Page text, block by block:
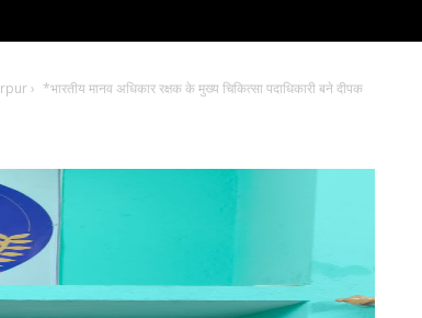
› *भारतीय मानव अधिकार रक्षक के मुख्य चिकित्सा पदाधिकारी बने दीपक